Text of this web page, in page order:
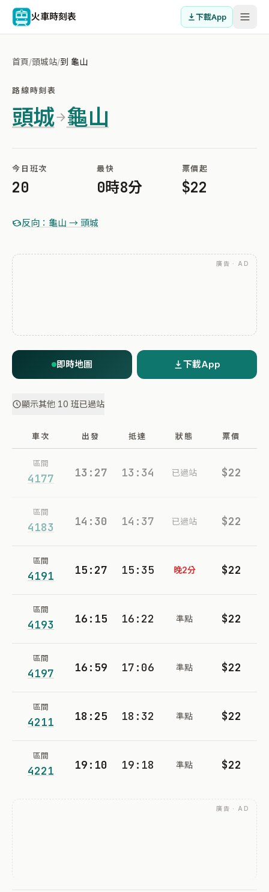
火車時刻表 下載App
首頁/頭城站/到 龜山
路線時刻表
頭城 龜山
今日班次
20
最快
0時8分
票價起
$22
反向：龜山 → 頭城
廣告 · AD
即時地圖 下載App
顯示其他 10 班已過站
車次 出發 抵達 狀態 票價
區間
4177 13:27 13:34 已過站 $22
區間
4183 14:30 14:37 已過站 $22
區間
4191 15:27 15:35 晚2分 $22
區間
4193 16:15 16:22 準點 $22
區間
4197 16:59 17:06 準點 $22
區間
4211 18:25 18:32 準點 $22
區間
4221 19:10 19:18 準點 $22
廣告 · AD